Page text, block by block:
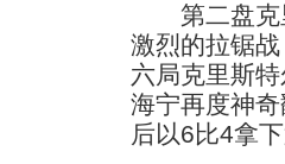
第二盘克里
激烈的拉锯
六局克里斯
海宁再度神
后以6比4拿